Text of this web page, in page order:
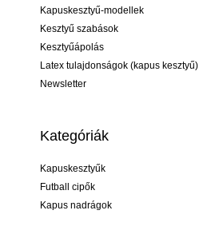
Kapuskesztyű-modellek
Kesztyű szabások
Kesztyűápolás
Latex tulajdonságok (kapus kesztyű)
Newsletter
Kategóriák
Kapuskesztyűk
Futball cipők
Kapus nadrágok